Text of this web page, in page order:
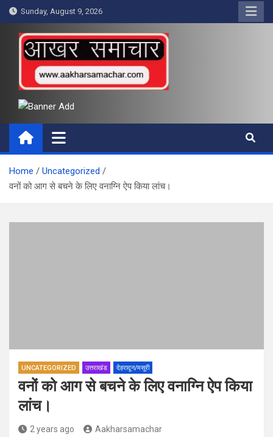
Skip
to
content
Sunday, August 9, 2026
आखर समाचार
Home
Uncategorized
वनों को आग से बचने के लिए वनाग्नि ऐप किया लांच।
UNCATEGORIZED उत्तराखंड देहरादून/मसूरी
वनों को आग से बचने के लिए वनाग्नि ऐप किया
लांच।
2 years ago Aakharsamachar